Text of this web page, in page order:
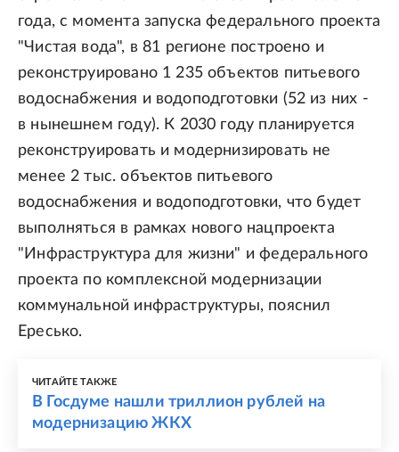
года, с момента запуска федерального проекта
"Чистая вода", в 81 регионе построено и
реконструировано 1 235 объектов питьевого
водоснабжения и водоподготовки (52 из них -
в нынешнем году). К 2030 году планируется
реконструировать и модернизировать не
менее 2 тыс. объектов питьевого
водоснабжения и водоподготовки, что будет
выполняться в рамках нового нацпроекта
"Инфраструктура для жизни" и федерального
проекта по комплексной модернизации
коммунальной инфраструктуры, пояснил
Ересько.
ЧИТАЙТЕ ТАКЖЕ
В Госдуме нашли триллион рублей на
модернизацию ЖКХ